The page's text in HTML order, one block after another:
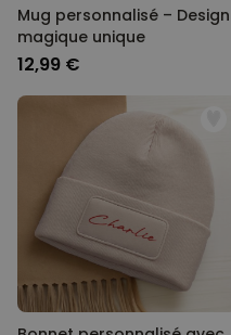
Mug personnalisé – Design
magique unique
12,99 €